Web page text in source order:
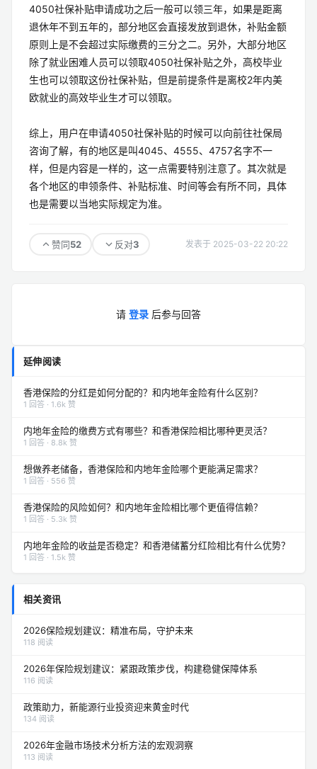
4050社保补贴申请成功之后一般可以领三年，如果是距离
退休年不到五年的，部分地区会直接发放到退休，补贴金额
原则上是不会超过实际缴费的三分之二。另外，大部分地区
除了就业困难人员可以领取4050社保补贴之外，高校毕业
生也可以领取这份社保补贴，但是前提条件是离校2年内美
欧就业的高效毕业生才可以领取。
综上，用户在申请4050社保补贴的时候可以向前往社保局
咨询了解，有的地区是叫4045、4555、4757名字不一
样，但是内容是一样的，这一点需要特别注意了。其次就是
各个地区的申领条件、补贴标准、时间等会有所不同，具体
也是需要以当地实际规定为准。
赞同52 反对3 发表于 2025-03-22 20:22
请 登录 后参与回答
延伸阅读
香港保险的分红是如何分配的？和内地年金险有什么区别？
1 回答 · 1.6k 赞
内地年金险的缴费方式有哪些？和香港保险相比哪种更灵活？
1 回答 · 8.8k 赞
想做养老储备，香港保险和内地年金险哪个更能满足需求？
1 回答 · 556 赞
香港保险的风险如何？和内地年金险相比哪个更值得信赖？
1 回答 · 5.3k 赞
内地年金险的收益是否稳定？和香港储蓄分红险相比有什么优势？
1 回答 · 1.5k 赞
相关资讯
2026保险规划建议：精准布局，守护未来
118 阅读
2026年保险规划建议：紧跟政策步伐，构建稳健保障体系
116 阅读
政策助力，新能源行业投资迎来黄金时代
134 阅读
2026年金融市场技术分析方法的宏观洞察
113 阅读